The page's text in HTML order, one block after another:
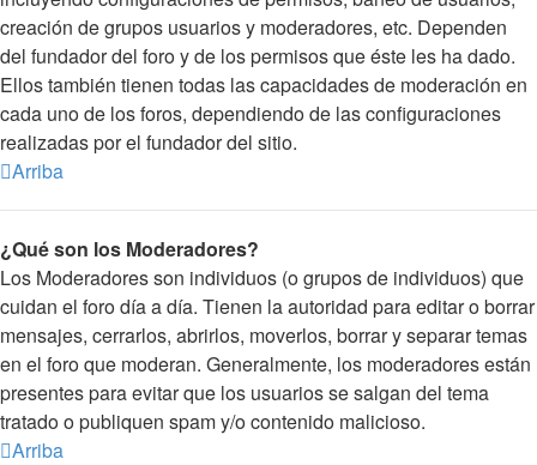
creación de grupos usuarios y moderadores, etc. Dependen
del fundador del foro y de los permisos que éste les ha dado.
Ellos también tienen todas las capacidades de moderación en
cada uno de los foros, dependiendo de las configuraciones
realizadas por el fundador del sitio.
Arriba
¿Qué son los Moderadores?
Los Moderadores son individuos (o grupos de individuos) que
cuidan el foro día a día. Tienen la autoridad para editar o borrar
mensajes, cerrarlos, abrirlos, moverlos, borrar y separar temas
en el foro que moderan. Generalmente, los moderadores están
presentes para evitar que los usuarios se salgan del tema
tratado o publiquen spam y/o contenido malicioso.
Arriba